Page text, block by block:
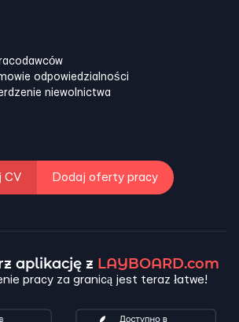
odpowiedzialności
niewolnictwa
CV Dodaj oferty pracy
aplikację z LAYBOARD.com
pracy za granicą jest teraz łatwe!